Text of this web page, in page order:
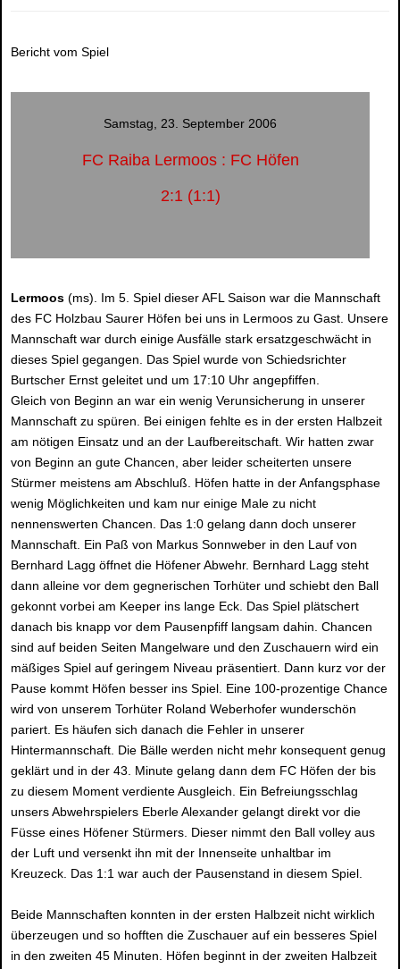
Bericht vom Spiel
Samstag, 23. September 2006
FC Raiba Lermoos : FC Höfen
2:1 (1:1)
Lermoos (ms). Im 5. Spiel dieser AFL Saison war die Mannschaft
des FC Holzbau Saurer Höfen bei uns in Lermoos zu Gast. Unsere
Mannschaft war durch einige Ausfälle stark ersatzgeschwächt in
dieses Spiel gegangen. Das Spiel wurde von Schiedsrichter
Burtscher Ernst geleitet und um 17:10 Uhr angepfiffen.
Gleich von Beginn an war ein wenig Verunsicherung in unserer
Mannschaft zu spüren. Bei einigen fehlte es in der ersten Halbzeit
am nötigen Einsatz und an der Laufbereitschaft. Wir hatten zwar
von Beginn an gute Chancen, aber leider scheiterten unsere
Stürmer meistens am Abschluß. Höfen hatte in der Anfangsphase
wenig Möglichkeiten und kam nur einige Male zu nicht
nennenswerten Chancen. Das 1:0 gelang dann doch unserer
Mannschaft. Ein Paß von Markus Sonnweber in den Lauf von
Bernhard Lagg öffnet die Höfener Abwehr. Bernhard Lagg steht
dann alleine vor dem gegnerischen Torhüter und schiebt den Ball
gekonnt vorbei am Keeper ins lange Eck. Das Spiel plätschert
danach bis knapp vor dem Pausenpfiff langsam dahin. Chancen
sind auf beiden Seiten Mangelware und den Zuschauern wird ein
mäßiges Spiel auf geringem Niveau präsentiert. Dann kurz vor der
Pause kommt Höfen besser ins Spiel. Eine 100-prozentige Chance
wird von unserem Torhüter Roland Weberhofer wunderschön
pariert. Es häufen sich danach die Fehler in unserer
Hintermannschaft. Die Bälle werden nicht mehr konsequent genug
geklärt und in der 43. Minute gelang dann dem FC Höfen der bis
zu diesem Moment verdiente Ausgleich. Ein Befreiungsschlag
unsers Abwehrspielers Eberle Alexander gelangt direkt vor die
Füsse eines Höfener Stürmers. Dieser nimmt den Ball volley aus
der Luft und versenkt ihn mit der Innenseite unhaltbar im
Kreuzeck. Das 1:1 war auch der Pausenstand in diesem Spiel.
Beide Mannschaften konnten in der ersten Halbzeit nicht wirklich
überzeugen und so hofften die Zuschauer auf ein besseres Spiel
in den zweiten 45 Minuten. Höfen beginnt in der zweiten Halbzeit